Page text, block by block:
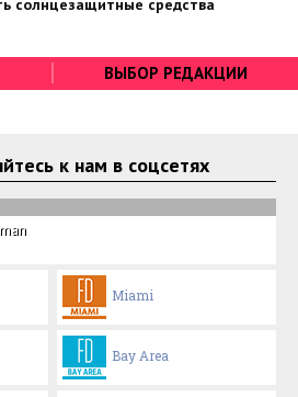
солнцезащитные средства
ВЫБОР РЕДАКЦИИ
к нам в соцсетях
Miami
Bay Area